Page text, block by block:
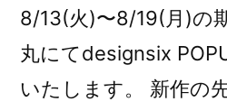
8/13(火)〜8/19(月)の
丸にてdesignsix
いたします。 新作の